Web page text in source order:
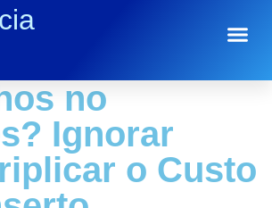
no
Ignorar
o Custo